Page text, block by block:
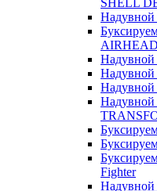
SHELL
Надувной
Надувной
Надувной
Надувной
Надувной
Fighter
Надувной